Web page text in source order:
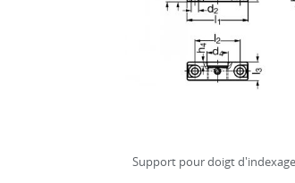
Support pour doigt